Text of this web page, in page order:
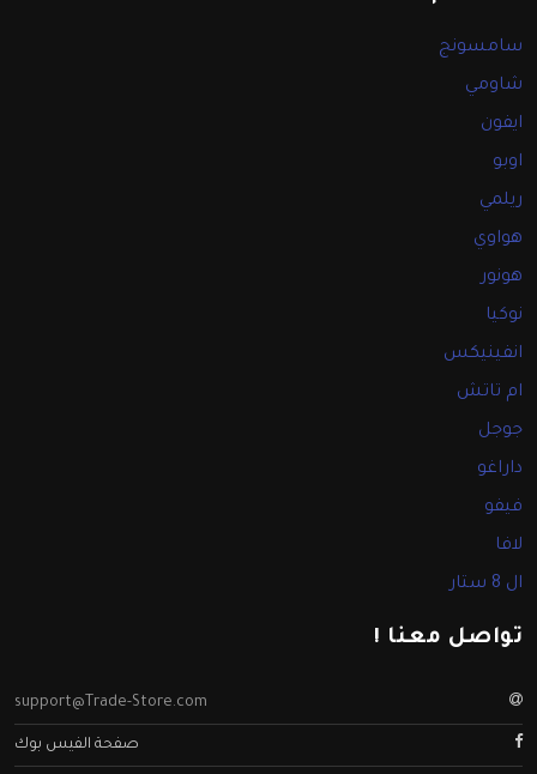
سامسونج
شاومي
ايفون
اوبو
ريلمي
هواوي
هونور
نوكيا
انفينيكس
ام تاتش
جوجل
داراغو
فيفو
لافا
ال 8 ستار
تواصل معنا !
support@Trade-Store.com
صفحة الفيس بوك